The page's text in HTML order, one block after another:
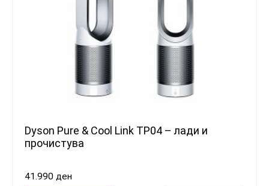
Dyson Pure & Cool Link TP04 – лади и
прочистува
41.990 ден